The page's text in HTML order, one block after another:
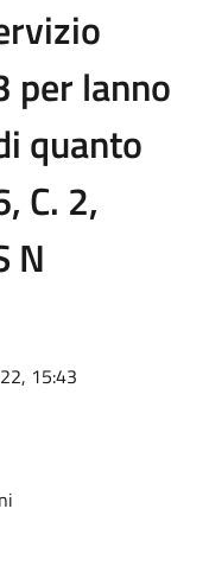
per lanno
quanto
C. 2,
N
15:43